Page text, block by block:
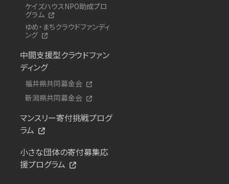
ケイズハウスNPO助成プロ
グラム
ゆめ・まちクラウドファンディ
ング
中間支援型クラウドファン
ディング
福井県共同募金会
新潟県共同募金会
マンスリー寄付挑戦プログ
ラム
小さな団体の寄付募集応
援プログラム